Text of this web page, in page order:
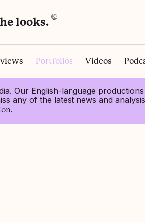
looks.
Portfolios Videos
Our English-language
any of the latest news and
.